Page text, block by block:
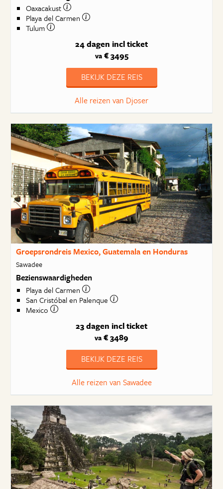
Oaxacakust
Playa del Carmen
Tulum
24 dagen incl ticket
va€ 3495
BEKIJK DEZE REIS
Alle reizen van Djoser
Groepsrondreis Mexico, Guatemala en Honduras
Sawadee
Bezienswaardigheden
Playa del Carmen
San Cristóbal en Palenque
Mexico
23 dagen incl ticket
va € 3489
BEKIJK DEZE REIS
Alle reizen van Sawadee